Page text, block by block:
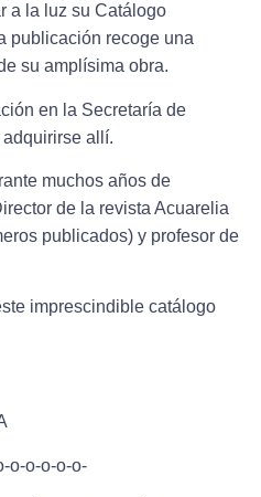
a la luz su Catálogo
publicación recoge una
su amplísima obra.
en la Secretaría de
allí.
muchos años de
de la revista Acuarelia
publicados) y profesor de
imprescindible catálogo
o-o-o-o-o-